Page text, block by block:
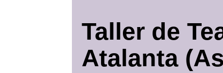
Taller de
Atalanta